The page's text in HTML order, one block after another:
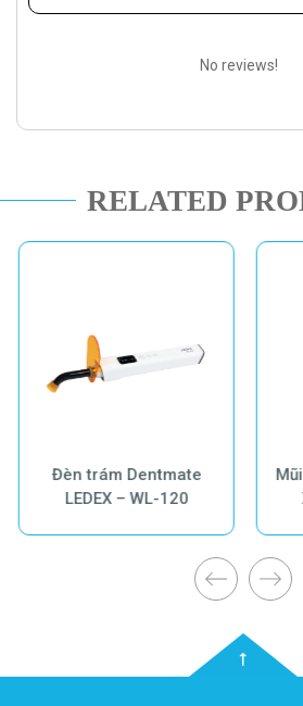
No reviews!
RELATED
Đèn trám Dentmate
LEDEX – WL-120